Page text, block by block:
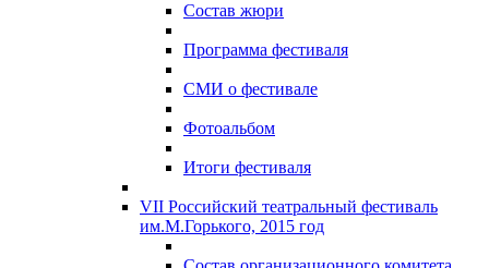
Состав жюри
Программа фестиваля
СМИ о фестивале
Фотоальбом
Итоги фестиваля
VII Российский театральный фестиваль
им.М.Горького, 2015 год